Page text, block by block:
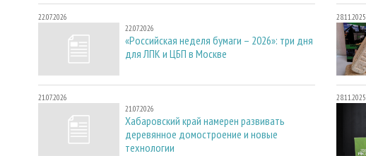
22.07.2026
22.07.2026
«Российская неделя бумаги – 2026»: три дня
для ЛПК и ЦБП в Москве
21.07.2026
21.07.2026
Хабаровский край намерен развивать
деревянное домостроение и новые
технологии
28.11.2025
28.11.2025